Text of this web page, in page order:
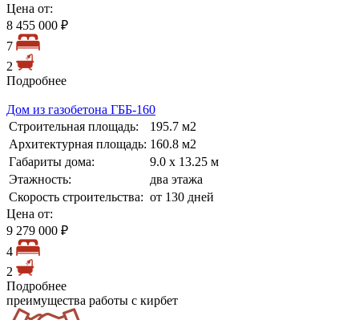
Цена от:
8 455 000 ₽
7
2
Подробнее
Дом из газобетона ГББ-160
Строительная площадь:
195.7 м2
Архитектурная площадь: 160.8 м2
Габариты дома:
9.0 х 13.25 м
Этажность:
два этажа
Скорость строительства: от 130 дней
Цена от:
9 279 000 ₽
4
2
Подробнее
преимущества работы с кирбет